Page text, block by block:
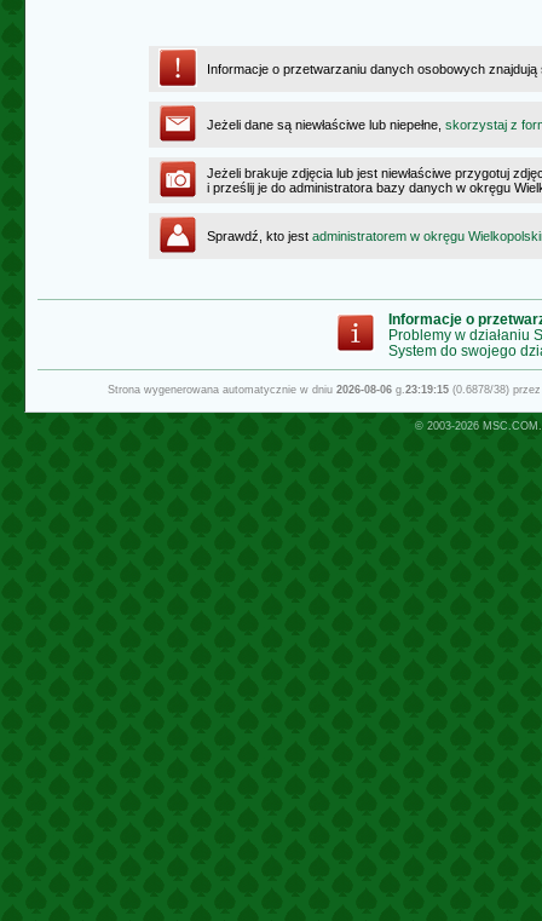
Informacje o przetwarzaniu danych osobowych
Jeżeli dane są niewłaściwe lub niepełne, skorzystaj z
Jeżeli brakuje zdjęcia lub jest niewłaściwe przygotuj
i prześlij je do administratora bazy danych w okręgu
Sprawdź, kto jest administratorem w okręgu
Informacje o
Problemy w działaniu
System do swojego
Strona wygenerowana automatycznie w dniu 2026-08-06g.23:19:15(0.6878/38)
© 2003-2026